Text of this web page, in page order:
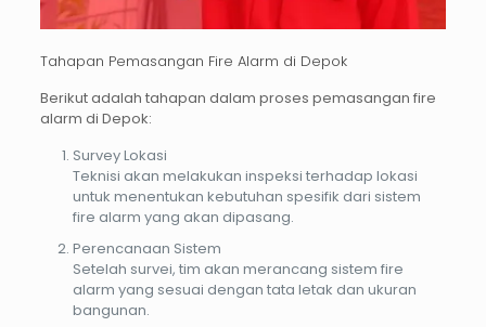
Tahapan Pemasangan Fire Alarm di Depok
Berikut adalah tahapan dalam proses pemasangan fire
alarm di Depok:
Survey Lokasi
Teknisi akan melakukan inspeksi terhadap lokasi
untuk menentukan kebutuhan spesifik dari sistem
fire alarm yang akan dipasang.
Perencanaan Sistem
Setelah survei, tim akan merancang sistem fire
alarm yang sesuai dengan tata letak dan ukuran
bangunan.